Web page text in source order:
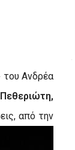
του Ανδρέα
από την